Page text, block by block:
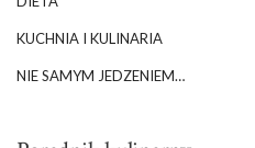
KUCHNIA I KULINARIA
NIE SAMYM JEDZENIEM…